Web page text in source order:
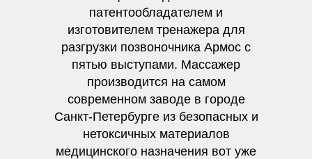
патентообладателем и
изготовителем тренажера для
разгрузки позвоночника Армос с
пятью выступами. Массажер
производится на самом
современном заводе в городе
Санкт-Петербурге из безопасных и
нетоксичных материалов
медицинского назначения вот уже